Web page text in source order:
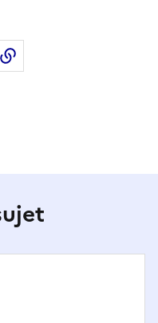
Twitter)
LinkedInpar email